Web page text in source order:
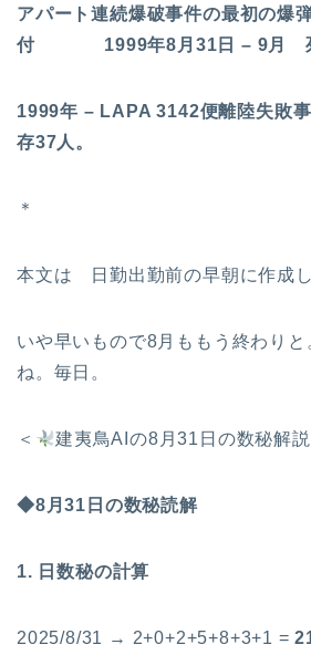
アパート連続爆破事件の最初の爆
付 1999年8月31日 – 9月 死
1999年 – LAPA 3142便離陸失敗
存37人。
＊
本文は 日勤出勤前の早朝に作成し
いや早いもので8月ももう終わり
ね。毎日。
＜ 建夷鳥AIの8月31日の数秘解説
◆8月31日の数秘読解
1. 日数秘の計算
2025/8/31 → 2+0+2+5+8+3+1 =